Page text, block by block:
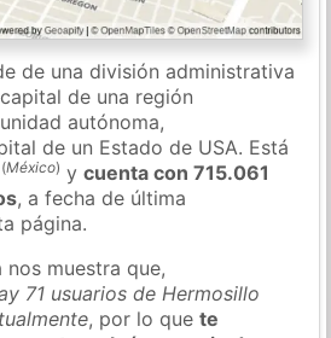
de una división administrativa
de una región
autónoma,
de un Estado de USA. Está
(México) ycuenta con 715.061
, a fecha de última
página.
muestra que,
71 usuarios de Hermosillo
, por lo quete